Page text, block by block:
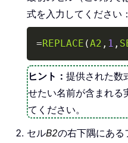
式を入力してください：
=REPLACE (A2 , 1 ,
ヒント： 提供された数
せたい名前が含まれる
てください。
セルB2の右下隅にある